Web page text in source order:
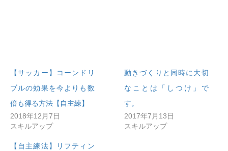
【サッカー】コーンドリ
ブルの効果を今よりも数
倍も得る方法【自主練】
2018年12月7日
スキルアップ
動きづくりと同時に大切
なことは「しつけ」で
す。
2017年7月13日
スキルアップ
【自主練法】リフティン